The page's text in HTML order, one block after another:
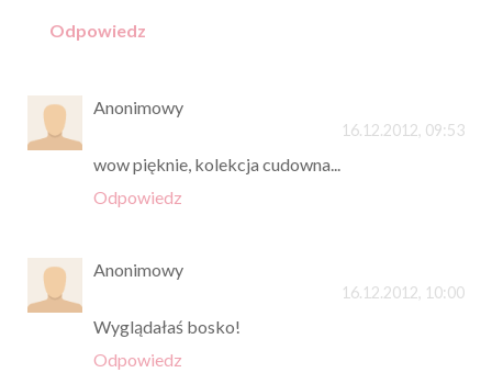
Odpowiedz
Anonimowy
16.12.2012, 09:53
wow pięknie, kolekcja cudowna...
Odpowiedz
Anonimowy
16.12.2012, 10:00
Wyglądałaś bosko!
Odpowiedz